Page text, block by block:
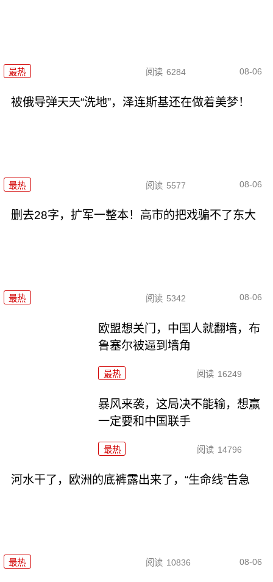
最热 阅读 6284 08-06
被俄导弹天天“洗地”，泽连斯基还在做着美梦！
最热 阅读 5577 08-06
删去28字，扩军一整本！高市的把戏骗不了东大
最热 阅读 5342 08-06
欧盟想关门，中国人就翻墙，布
鲁塞尔被逼到墙角
最热 阅读 16249
暴风来袭，这局决不能输，想赢
一定要和中国联手
最热 阅读 14796
河水干了，欧洲的底裤露出来了，“生命线”告急
最热 阅读 10836 08-06